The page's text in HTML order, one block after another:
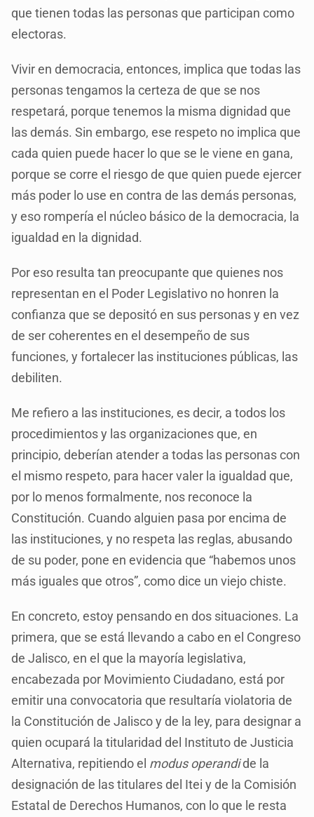
que tienen todas las personas que participan como
electoras.
Vivir en democracia, entonces, implica que todas las
personas tengamos la certeza de que se nos
respetará, porque tenemos la misma dignidad que
las demás. Sin embargo, ese respeto no implica que
cada quien puede hacer lo que se le viene en gana,
porque se corre el riesgo de que quien puede ejercer
más poder lo use en contra de las demás personas,
y eso rompería el núcleo básico de la democracia, la
igualdad en la dignidad.
Por eso resulta tan preocupante que quienes nos
representan en el Poder Legislativo no honren la
confianza que se depositó en sus personas y en vez
de ser coherentes en el desempeño de sus
funciones, y fortalecer las instituciones públicas, las
debiliten.
Me refiero a las instituciones, es decir, a todos los
procedimientos y las organizaciones que, en
principio, deberían atender a todas las personas con
el mismo respeto, para hacer valer la igualdad que,
por lo menos formalmente, nos reconoce la
Constitución. Cuando alguien pasa por encima de
las instituciones, y no respeta las reglas, abusando
de su poder, pone en evidencia que “habemos unos
más iguales que otros”, como dice un viejo chiste.
En concreto, estoy pensando en dos situaciones. La
primera, que se está llevando a cabo en el Congreso
de Jalisco, en el que la mayoría legislativa,
encabezada por Movimiento Ciudadano, está por
emitir una convocatoria que resultaría violatoria de
la Constitución de Jalisco y de la ley, para designar a
quien ocupará la titularidad del Instituto de Justicia
Alternativa, repitiendo el modus operandide la
designación de las titulares del Itei y de la Comisión
Estatal de Derechos Humanos, con lo que le resta